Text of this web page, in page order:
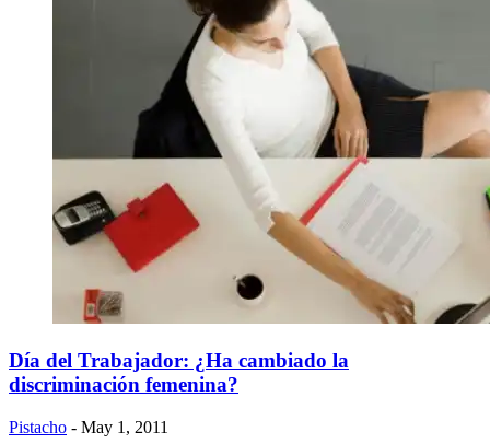
Día del Trabajador: ¿Ha cambiado la
discriminación femenina?
Pistacho - May 1, 2011